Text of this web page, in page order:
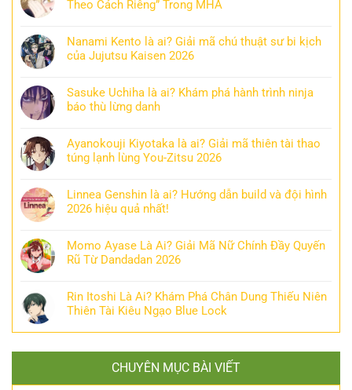
Theo Cách Riêng” Trong MHA
Nanami Kento là ai? Giải mã chú thuật sư bi kịch
của Jujutsu Kaisen 2026
Sasuke Uchiha là ai? Khám phá hành trình ninja
báo thù lừng danh
Ayanokouji Kiyotaka là ai? Giải mã thiên tài thao
túng lạnh lùng You-Zitsu 2026
Linnea Genshin là ai? Hướng dẫn build và đội hình
2026 hiệu quả nhất!
Momo Ayase Là Ai? Giải Mã Nữ Chính Đầy Quyến
Rũ Từ Dandadan 2026
Rin Itoshi Là Ai? Khám Phá Chân Dung Thiếu Niên
Thiên Tài Kiêu Ngạo Blue Lock
CHUYÊN MỤC BÀI VIẾT